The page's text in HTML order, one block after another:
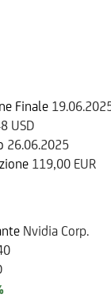
Finale
USD
26.06.2025
119,00 EUR
Nvidia Corp.